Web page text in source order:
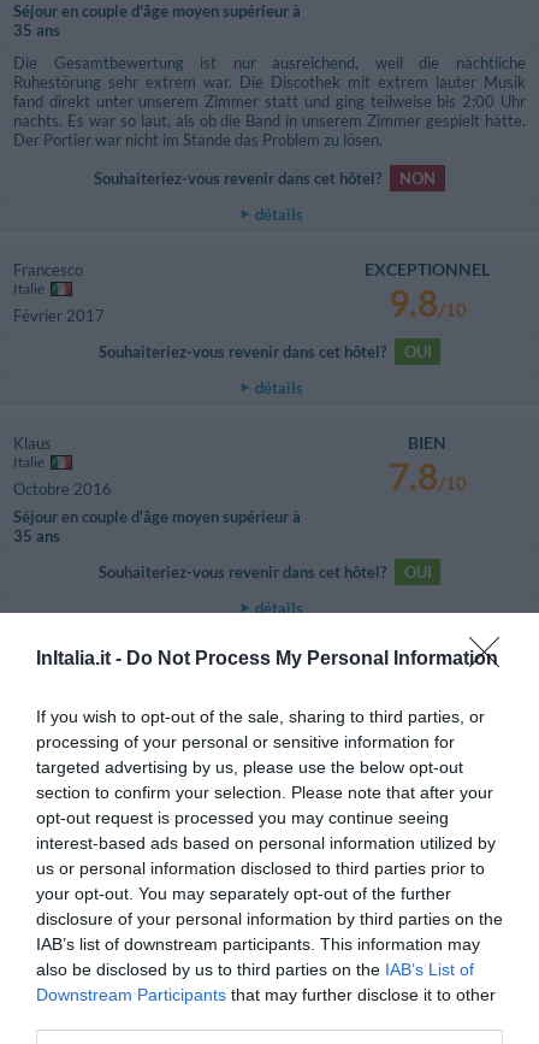
InItalia.it - Do Not Process My Personal Information
If you wish to opt-out of the sale, sharing to third parties, or
processing of your personal or sensitive information for
targeted advertising by us, please use the below opt-out
section to confirm your selection. Please note that after your
opt-out request is processed you may continue seeing
interest-based ads based on personal information utilized by
us or personal information disclosed to third parties prior to
your opt-out. You may separately opt-out of the further
disclosure of your personal information by third parties on the
IAB’s list of downstream participants. This information may
also be disclosed by us to third parties on the IAB’s List of
Downstream Participants that may further disclose it to other
Séjour en couple d'âge moyen supérieur à
35 ans
Die Gesamtbewertung ist nur ausreichend, weil die nächtliche
Ruhestörung sehr extrem war. Die Discothek mit extrem lauter Musik
fand direkt unter unserem Zimmer statt und ging teilweise bis 2:00 Uhr
nachts. Es war so laut, als ob die Band in unserem Zimmer gespielt hätte.
Der Portier war nicht im Stande das Problem zu lösen.
Souhaiteriez-vous revenir dans cet hôtel?
NON
détails
Francesco
Italie
Février 2017
EXCEPTIONNEL
9.8/10
Souhaiteriez-vous revenir dans cet hôtel?
OUI
détails
Klaus
Italie
Octobre 2016
Séjour en couple d'âge moyen supérieur à
35 ans
BIEN
7.8/10
Souhaiteriez-vous revenir dans cet hôtel?
OUI
détails
Anonyme
Séjour d'affaires
TRÈS BIEN
Souhaiteriez-vous revenir dans cet hôtel?
OUI
Nicola
Mars 2015
Séjour en couple d'âge moyen supérieur à
35 ans
EXCEPTIONNEL
9.8/10
Souhaiteriez-vous revenir dans cet hôtel?
OUI
détails